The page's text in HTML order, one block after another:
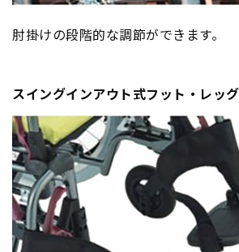
肘掛けの段階的な調節ができます。
スイングインアウト式フット・レッ